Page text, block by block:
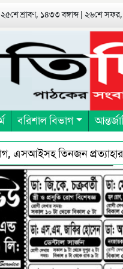
শ্রাবণ, ১৪৩৩ বঙ্গাব্দ | ২৬শে
বরিশাল বিভাগ
তিনজন প্রত্যাহার
বরিশালে শ্রমিকদের